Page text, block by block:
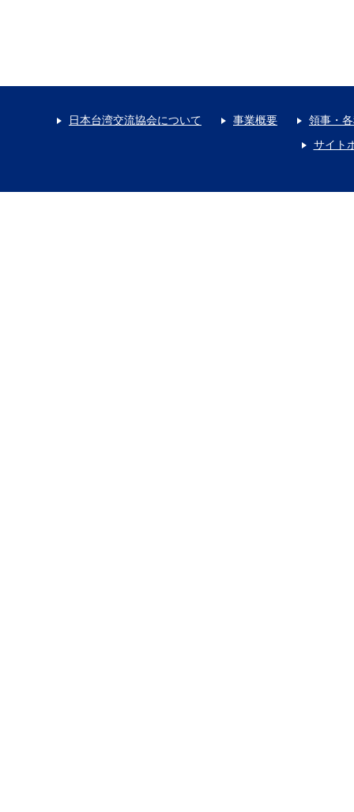
日本台湾交流協会について 事業概要 領事・
サイト